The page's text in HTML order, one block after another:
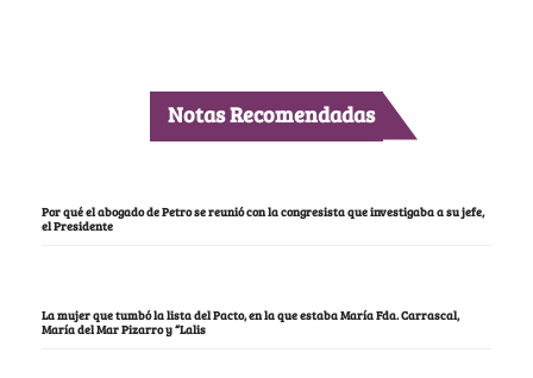
Notas Recomendadas
Por qué el abogado de Petro se reunió con la congresista que investigaba a su jefe,
el Presidente
La mujer que tumbó la lista del Pacto, en la que estaba María Fda. Carrascal,
María del Mar Pizarro y “Lalis